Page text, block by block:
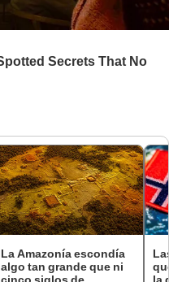
La Amazonía escondía
algo tan grande que ni
cinco siglos de
Las
que
la de